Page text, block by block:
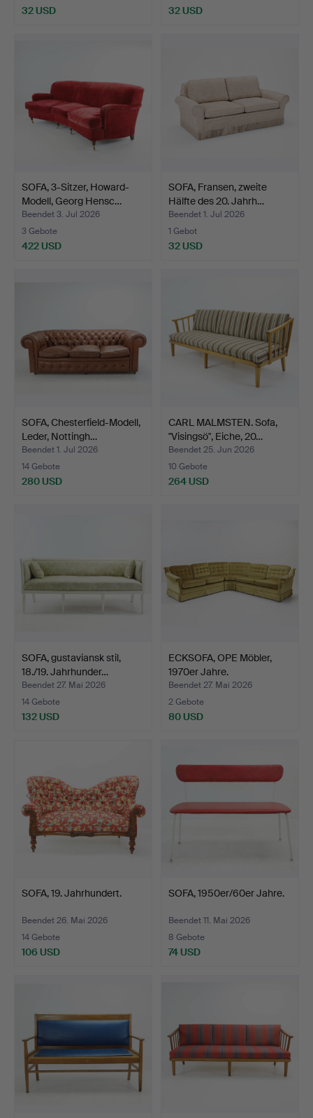
32 USD 32 USD
SOFA, 3-Sitzer, Howard-
Modell, Georg Hensc…
Beendet 3. Jul 2026
3 Gebote
422 USD
SOFA, Fransen, zweite
Hälfte des 20. Jahrh…
Beendet 1. Jul 2026
1 Gebot
32 USD
SOFA, Chesterfield-Modell,
Leder, Nottingh…
Beendet 1. Jul 2026
14 Gebote
280 USD
CARL MALMSTEN. Sofa,
"Visingsö", Eiche, 20…
Beendet 25. Jun 2026
10 Gebote
264 USD
SOFA, gustaviansk stil,
18./19. Jahrhunder…
Beendet 27. Mai 2026
14 Gebote
132 USD
ECKSOFA, OPE Möbler,
1970er Jahre.
Beendet 27. Mai 2026
2 Gebote
80 USD
SOFA, 19. Jahrhundert.
Beendet 26. Mai 2026
14 Gebote
106 USD
SOFA, 1950er/60er Jahre.
Beendet 11. Mai 2026
8 Gebote
74 USD